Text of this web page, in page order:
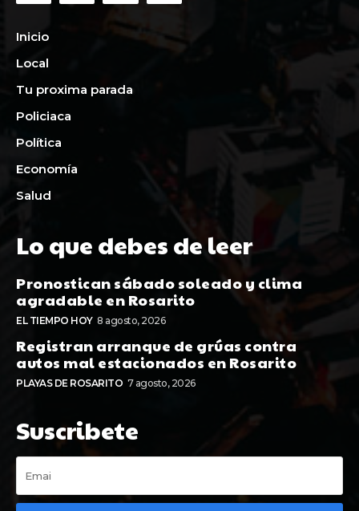
Inicio
Local
Tu proxima parada
Policiaca
Política
Economía
Salud
Lo que debes de leer
Pronostican sábado soleado y clima
agradable en Rosarito
EL TIEMPO HOY 8 agosto, 2026
Registran arranque de grúas contra
autos mal estacionados en Rosarito
PLAYAS DE ROSARITO 7 agosto, 2026
Suscribete